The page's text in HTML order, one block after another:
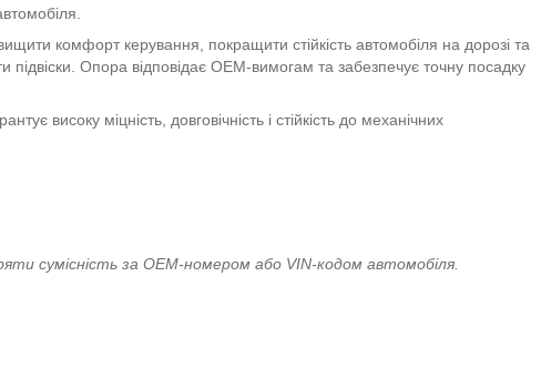
комфорт керування, покращити стійкість автомобіля на дорозі та
Опора відповідає OEM-вимогам та забезпечує точну посадку
високу міцність, довговічність і стійкість до механічних
сумісність за OEM-номером або VIN-кодом автомобіля.